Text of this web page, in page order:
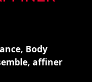
Body
affiner